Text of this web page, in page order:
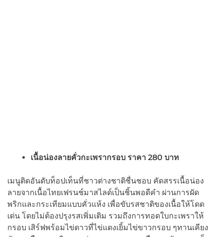
เนื้อน่องลายคั่วกะเพรากรอบ ราคา 280 บาท
เมนูติดอันดับท็อปเท็นที่ชาวต่างชาติชื่นชอบ คัดสรรเนื้อน่อง
ลายจากเนื้อไทยเฟรนช์มาสไลด์เป็นชิ้นพอดีคำ ผ่านการผัด
พริกและกระเทียมแบบคั่วแห้ง เพื่อขับรสชาติของเนื้อให้โดด
เด่น โดยไม่ต้องปรุงรสเพิ่มเติม รวมถึงการทอดใบกะเพราให้
กรอบ เสิร์ฟพร้อมไข่ดาวที่ไข่แดงเยิ้มไข่ขาวกรอบ ๆทานเคียง